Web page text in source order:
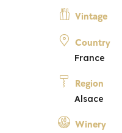
Vintage
Country
France
Region
Alsace
Winery